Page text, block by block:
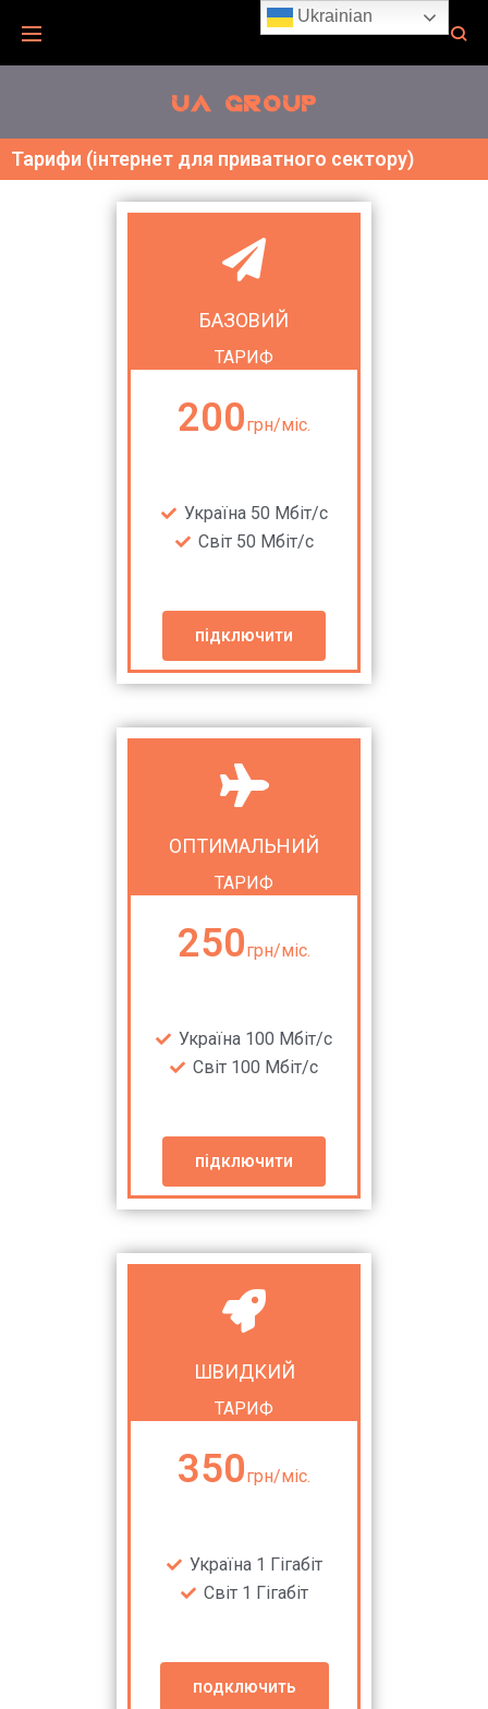
Тарифи (інтернет для приватного сектору)
БАЗОВИЙ
ТАРИФ
200грн/міс.
Україна 50 Мбіт/с
Світ 50 Мбіт/с
підключити
ОПТИМАЛЬНИЙ
ТАРИФ
250грн/міс.
Україна 100 Мбіт/с
Світ 100 Мбіт/с
підключити
ШВИДКИЙ
ТАРИФ
350грн/міс.
Україна 1 Гігабіт
Світ 1 Гігабіт
подключить
Ukrainian